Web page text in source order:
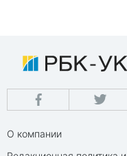
О компании